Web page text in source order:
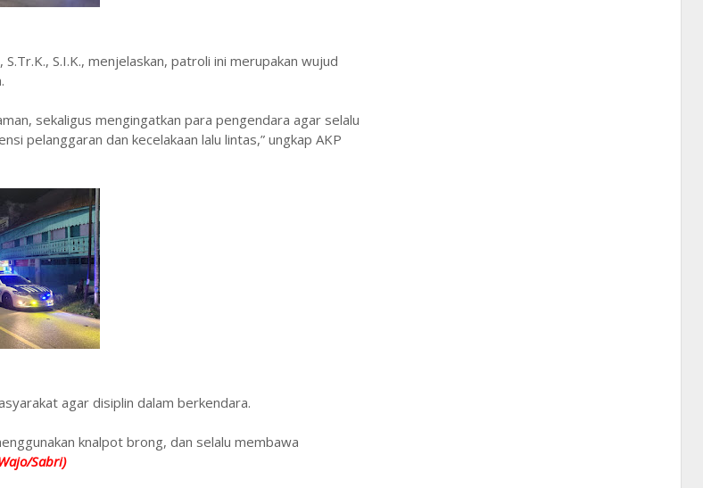
S.I.K., menjelaskan, patroli ini merupakan wujud
sekaligus mengingatkan para pengendara agar selalu
pelanggaran dan kecelakaan lalu lintas,” ungkap AKP
agar disiplin dalam berkendara.
knalpot brong, dan selalu membawa
Sabri)